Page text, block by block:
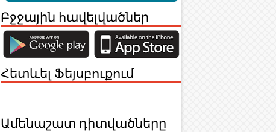
Բջջային հավելվածներ
Հետևել Ֆեյսբուքում
Ամենաշատ դիտվածները